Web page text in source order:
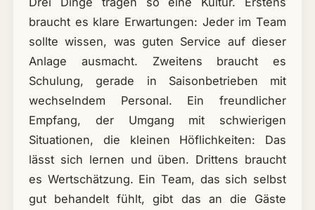
braucht es klare Erwartungen: Jeder im Team
sollte wissen, was guten Service auf dieser
Anlage ausmacht. Zweitens braucht es
Schulung, gerade in Saisonbetrieben mit
wechselndem Personal. Ein freundlicher
Empfang, der Umgang mit schwierigen
Situationen, die kleinen Höflichkeiten: Das
lässt sich lernen und üben. Drittens braucht
es Wertschätzung. Ein Team, das sich selbst
gut behandelt fühlt, gibt das an die Gäste